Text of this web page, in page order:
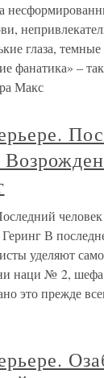
глаза,
фанатика» – так
Макс
В
уделяют
наци № 2,
это прежде